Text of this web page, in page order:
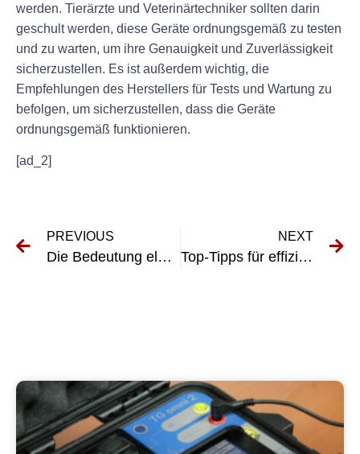
werden. Tierärzte und Veterinärtechniker sollten darin
geschult werden, diese Geräte ordnungsgemäß zu testen
und zu warten, um ihre Genauigkeit und Zuverlässigkeit
sicherzustellen. Es ist außerdem wichtig, die
Empfehlungen des Herstellers für Tests und Wartung zu
befolgen, um sicherzustellen, dass die Geräte
ordnungsgemäß funktionieren.
[ad_2]
PREVIOUS
Die Bedeutung elektrischer Sicherheitsprüfungen in der Veterinärmedizin
NEXT
Top-Tipps für effiziente und effektive Tests elektrischer Geräte